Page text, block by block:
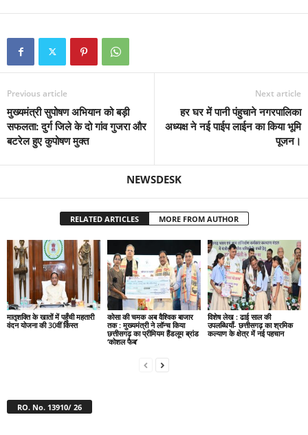
Previous article
मुख्यमंत्री सुपोषण अभियान को बड़ी
सफलता: दुर्ग जिले के दो गांव गुजरा और
बटरेल हुए कुपोषण मुक्त
Next article
हर घर में पानी पंहुचाने नगरपालिका
अध्यक्ष ने नई पाईप लाईन का किया भूमि
पूजन।
NEWSDESK
RELATED ARTICLES MORE FROM AUTHOR
मातृशक्ति के खातों में पहुँची महतारी
वंदन योजना की 30वीं किस्त
कोसा की चमक अब वैश्विक बाजार
तक : मुख्यमंत्री ने लॉन्च किया
छत्तीसगढ़ का प्रीमियम हैंडलूम ब्रांड
‘कोशल फैब’
विशेष लेख : ढाई साल की
उपलब्धियाँ- छत्तीसगढ़ का श्रमिक
कल्याण के क्षेत्र में नई पहचान
RO. No. 13910/ 26